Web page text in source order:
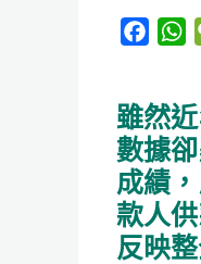
e
b
o
o
k
W
t
s
A
p
p
雖然
數據
成績
款人
反映